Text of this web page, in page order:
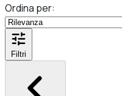
Ordina per:
Filtri